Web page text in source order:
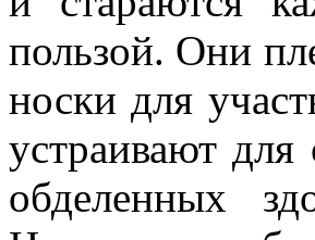
пользой. Они
носки для
устраивают для
обделенных